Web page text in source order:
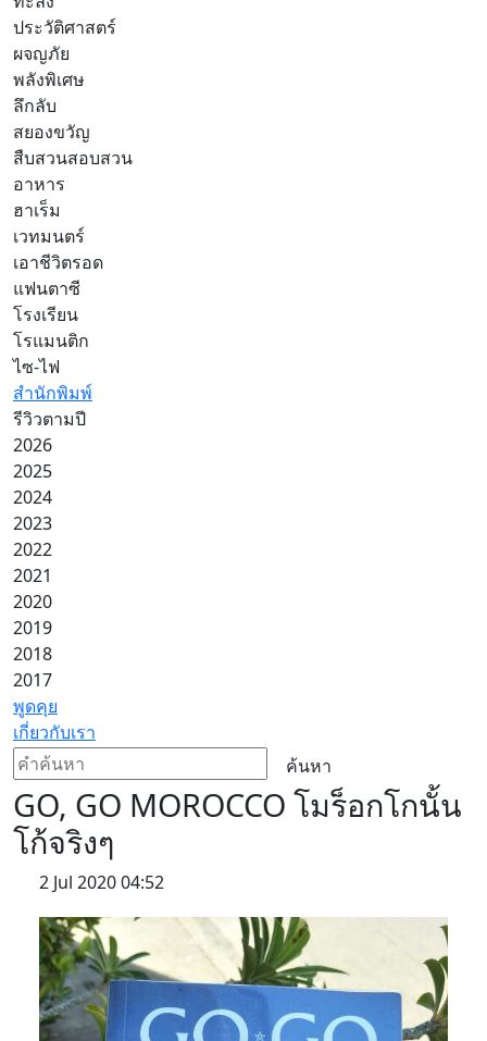
ประวัติศาสตร์
ผจญภัย
พลังพิเศษ
ลึกลับ
สยองขวัญ
สืบสวนสอบสวน
อาหาร
ฮาเร็ม
เวทมนตร์
เอาชีวิตรอด
แฟนตาซี
โรงเรียน
โรแมนติก
ไซ-ไฟ
สำนักพิมพ์
รีวิวตามปี
2026
2025
2024
2023
2022
2021
2020
2019
2018
2017
พูดคุย
เกี่ยวกับเรา
ค้นหา
GO, GO MOROCCO โมร็อกโกนั้น
โก้จริงๆ
2 Jul 2020 04:52